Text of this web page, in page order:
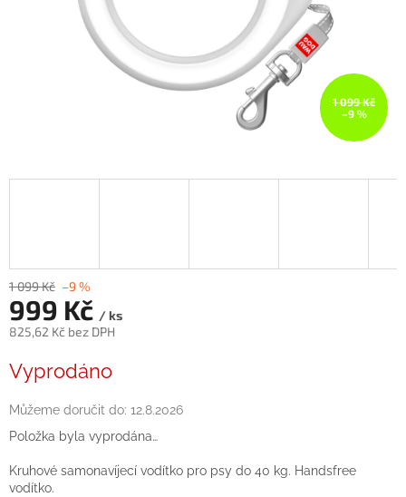
1 099 Kč
–9 %
1 099 Kč –9 %
999 Kč / ks
825,62 Kč bez DPH
cena:
Vyprodáno
Můžeme doručit do: 12.8.2026
Položka byla vyprodána…
Kruhové samonavíjecí vodítko pro psy do 40 kg. Handsfree
vodítko.